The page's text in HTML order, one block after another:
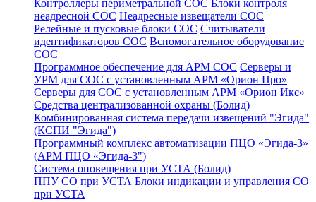
Контроллеры периметральной СОС Блоки контроля
неадресной СОС Неадресные извещатели СОС
Релейные и пусковые блоки СОС Считыватели
идентификаторов СОС Вспомогательное оборудование
СОС
Программное обеспечение для АРМ СОС Серверы и
УРМ для СОС с установленным АРМ «Орион Про»
Серверы для СОС с установленным АРМ «Орион Икс»
Средства централизованной охраны (Болид)
Комбинированная система передачи извещений "Эгида"
(КСПИ "Эгида")
Программный комплекс автоматизации ПЦО «Эгида-3»
(АРМ ПЦО «Эгида-3")
Система оповещения при УСТА (Болид)
ППУ СО при УСТА Блоки индикации и управления СО
при УСТА